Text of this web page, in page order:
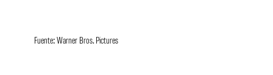
Fuente: Warner Bros. Pictures